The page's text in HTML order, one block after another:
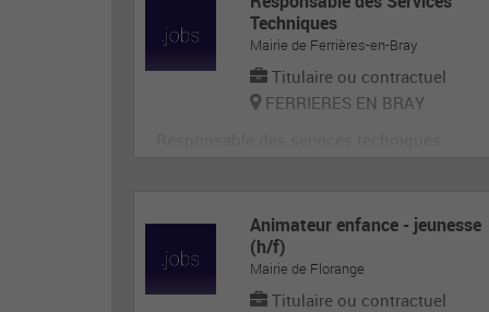
Techniques
Mairie de Ferrières-en-Bray
Titulaire ou contractuel
FERRIERES EN BRAY
Animateur enfance - jeunesse
(h/f)
Mairie de Florange
Titulaire ou contractuel